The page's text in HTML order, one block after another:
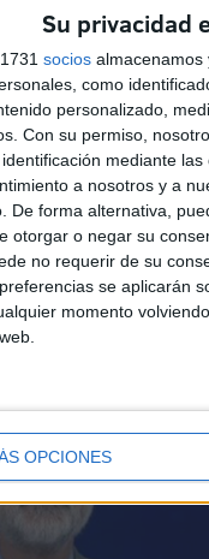
Su privacidad
socios almacenamos
como
personalizado,
Con su permiso,
mediante
a nosotros y a
De forma alternativa,
otorgar o negar su
no requerir de su
se aplicarán
momento
OPCIONES
de origen que es
a la idea de
de la historia ha
que los
Ceuta y Melilla. El
de la defensa. En